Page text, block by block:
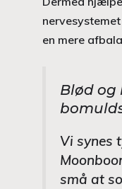
en mere
Blød
Vi synes
små at